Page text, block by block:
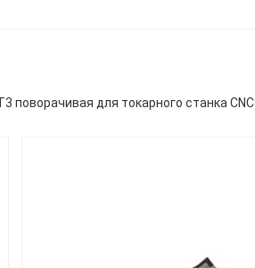
поворачивая для токарного станка CNC